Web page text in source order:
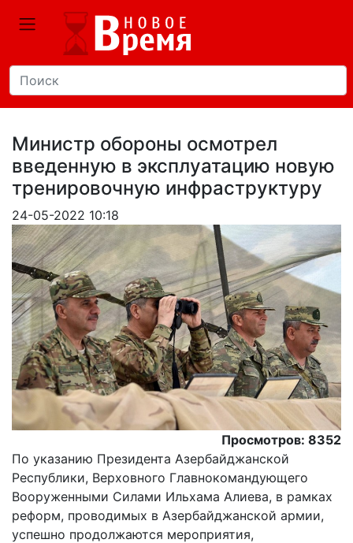
Министр обороны осмотрел
введенную в эксплуатацию новую
тренировочную инфраструктуру
24-05-2022 10:18
Просмотров: 8352
По указанию Президента Азербайджанской
Республики, Верховного Главнокомандующего
Вооруженными Силами Ильхама Алиева, в рамках
реформ, проводимых в Азербайджанской армии,
успешно продолжаются мероприятия,